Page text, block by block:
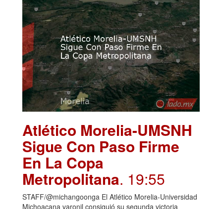
Atlético Morelia-UMSNH
Sigue Con Paso Firme
En La Copa
Metropolitana. 19:55
STAFF/@michangoonga El Atlético Morelia-Universidad
Michoacana varonil consiguió su segunda victoria